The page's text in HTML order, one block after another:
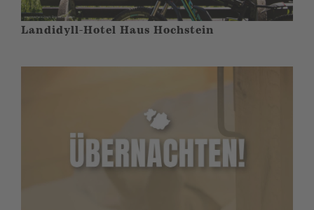
Landidyll-Hotel Haus Hochstein